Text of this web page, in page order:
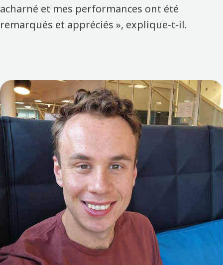
acharné et mes performances ont été
remarqués et appréciés », explique-t-il.